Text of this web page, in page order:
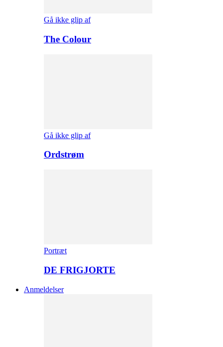
Gå ikke glip af
The Colour
Gå ikke glip af
Ordstrøm
Portræt
DE FRIGJORTE
Anmeldelser